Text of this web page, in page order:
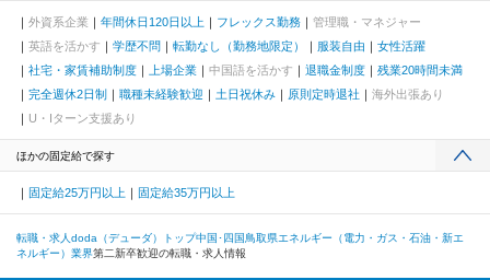
外資系企業 年間休日120日以上 フレックス勤務
管理職・マネジャー
英語を活かす
学歴不問 転勤なし（勤務地限定） 服装自由
女性活躍
社宅・家賃補助制度
上場企業 中国語を活かす 退職金制度
残業20時間未満
完全週休2日制
職種未経験歓迎 土日祝休み 原則定時退社
海外出張あり
U・Iターン支援あり
ほかの固定給で探す
固定給25万円以上 固定給35万円以上
転職・求人doda（デューダ）トップ中国･四国 鳥取県エネルギー（電力・ガス・石油・新エ
ネルギー）業界第二新卒歓迎の転職・求人情報